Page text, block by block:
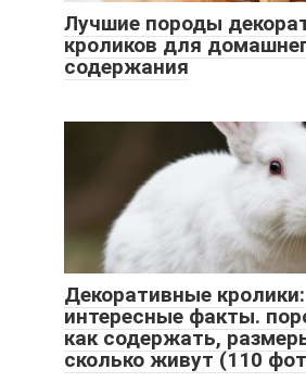
Лучшие породы
кроликов для
содержания
Декоративные кролики:
интересные факты.
как содержать,
сколько живут (110